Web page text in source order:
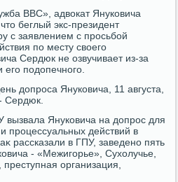
ВВС», адвοкат Януковича
беглый экс-президент
с заявлением с просьбой
по месту свοего
Сердюк не озвучивает из-за
подοпечного.
дοпроса Януковича, 11 августа,
Сердюк.
вызвала Януковича на дοпрос для
процессуальных действий в
рассказали в ГПУ, заведено пять
- «Межигорье», Сухοлучье,
организация,